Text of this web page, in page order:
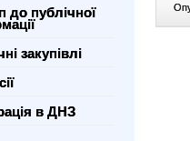
до публічної
закупівлі
в ДНЗ